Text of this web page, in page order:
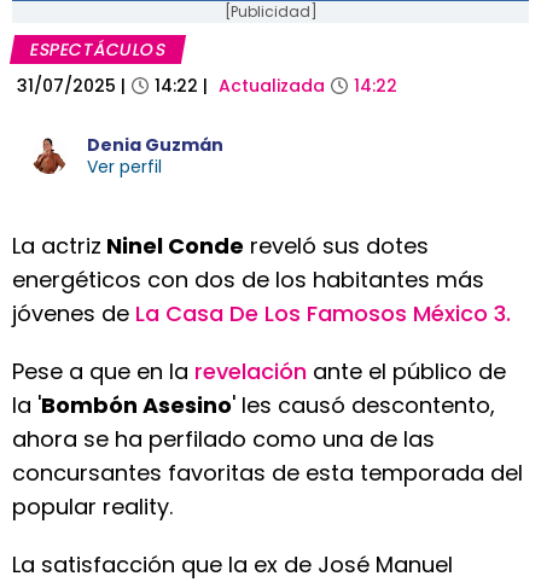
[Publicidad]
ESPECTÁCULOS
31/07/2025 | 14:22 | Actualizada 14:22
Denia Guzmán
Ver perfil
La actriz Ninel Conde reveló sus dotes
energéticos con dos de los habitantes más
jóvenes de La Casa De Los Famosos México 3.
Pese a que en la revelación ante el público de
la 'Bombón Asesino' les causó descontento,
ahora se ha perfilado como una de las
concursantes favoritas de esta temporada del
popular reality.
La satisfacción que la ex de José Manuel